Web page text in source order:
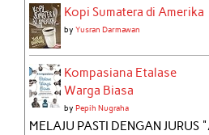
Kopi Sumatera di Amerika
byYusran Darmawan
Kompasiana Etalase
Warga Biasa
byPepih Nugraha
MELAJU PASTI DENGAN JURUS